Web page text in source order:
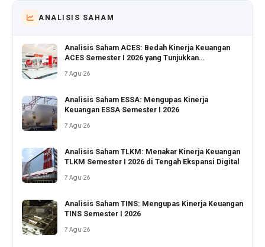
ANALISIS SAHAM
Analisis Saham ACES: Bedah Kinerja Keuangan
ACES Semester I 2026 yang Tunjukkan
7 Agu 26
Analisis Saham ESSA: Mengupas Kinerja
Keuangan ESSA Semester I 2026
7 Agu 26
Analisis Saham TLKM: Menakar Kinerja Keuangan
TLKM Semester I 2026 di Tengah Ekspansi Digital
7 Agu 26
Analisis Saham TINS: Mengupas Kinerja Keuangan
TINS Semester I 2026
7 Agu 26